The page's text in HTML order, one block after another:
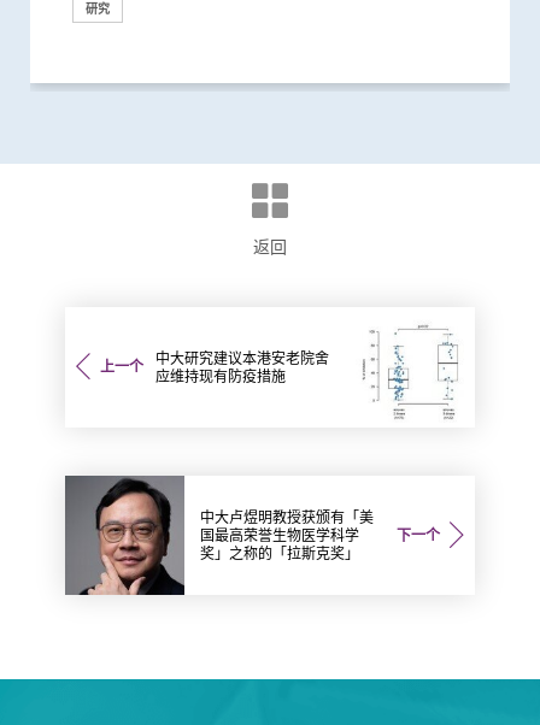
研究
研究
研究
研究
研究
研究
研究
研究
研究
研究
研究
医学教育
健康推广计划
健康推广计划
健康推广计划
研究
研究
研究
研究
健康推广计划
研究
研究
健康推广计划
研究
研究
研究
研究
研究
研究
研究
研究
研究
研究
研究
健康推广计划
研究
研究
研究
研究
国际合作
研究
研究
研究
研究
研究
研究
研究
研究
研究
研究
临床服务
研究
健康推广计划
研究
研究
研究
研讨会
外科创新技术
研究
研讨会
研究
返回
上一个
中大研究建议本港安老院舍
应维持现有防疫措施
下一个
中大卢煜明教授获颁有「美
国最高荣誉生物医学科学
奖」之称的「拉斯克奖」